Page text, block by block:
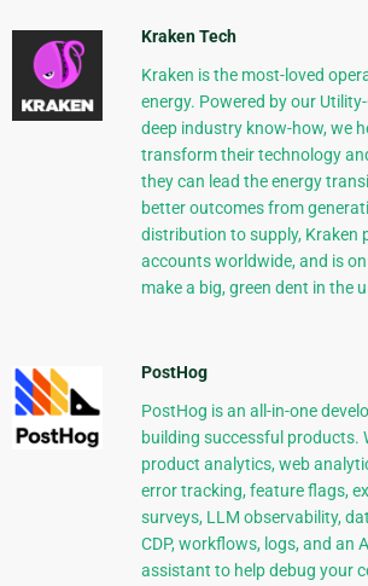
Kraken Tech
Kraken is the most-loved
energy. Powered by our
deep industry know-how, we
transform their technology
they can lead the energy
better outcomes from
distribution to supply, Kraken
accounts worldwide, and is
make a big, green dent in the
PostHog
PostHog is an all-in-one
building successful products.
product analytics, web
error tracking, feature flags,
surveys, LLM observability,
CDP, workflows, logs, and an
assistant to help debug your